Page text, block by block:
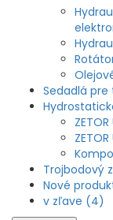
Sedadlá
ZETOR
Trojbodový
Nové
v zľave (4)